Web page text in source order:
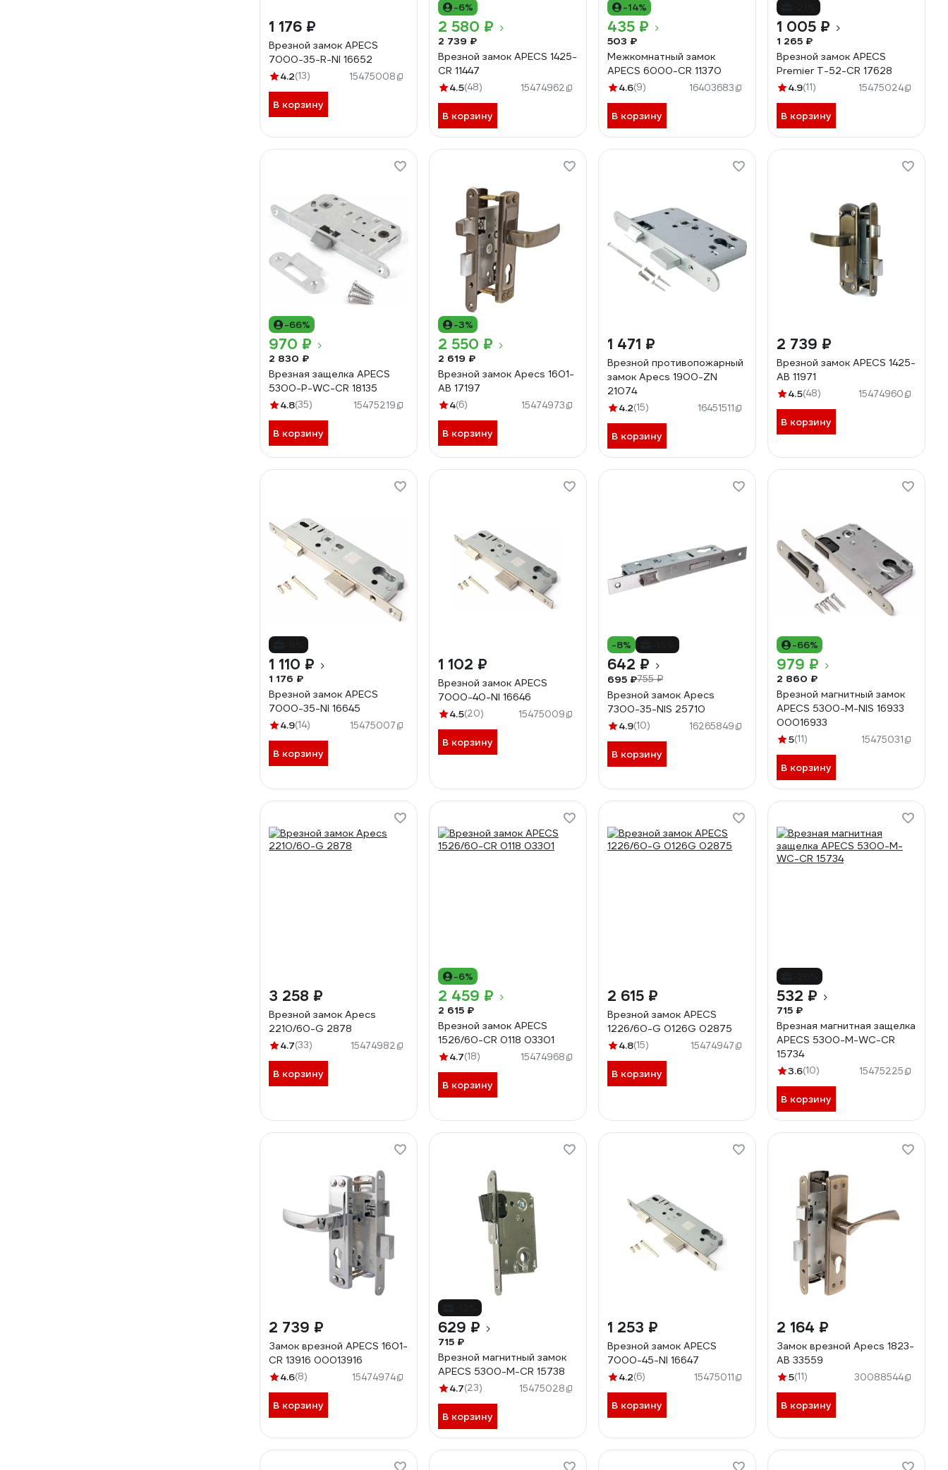
1 176 ₽
Врезной замок APECS
7000-35-R-NI 16652
4.2(13) 15475008
В корзину
-6%
2 580 ₽
2 739 ₽
Врезной замок APECS 1425-
CR 11447
4.5(48) 15474962
В корзину
-14%
435 ₽
503 ₽
Межкомнатный замок
APECS 6000-CR 11370
4.6(9) 16403683
В корзину
1 005 ₽
1 265 ₽
Врезной замок APECS
Premier T-52-CR 17628
4.9(11) 15475024
В корзину
-66%
970 ₽
2 830 ₽
Врезная защелка APECS
5300-P-WC-CR 18135
4.8(35) 15475219
В корзину
-3%
2 550 ₽
2 619 ₽
Врезной замок Apecs 1601-
AB 17197
4(6) 15474973
В корзину
1 471 ₽
Врезной противопожарный
замок Apecs 1900-ZN
21074
4.2(15) 16451511
В корзину
2 739 ₽
Врезной замок APECS 1425-
AB 11971
4.5(48) 15474960
В корзину
1 110 ₽
1 176 ₽
Врезной замок APECS
7000-35-NI 16645
4.9(14) 15475007
В корзину
1 102 ₽
Врезной замок APECS
7000-40-NI 16646
4.5(20) 15475009
В корзину
-8%
642 ₽
695 ₽755 ₽
Врезной замок Apecs
7300-35-NIS 25710
4.9(10) 16265849
В корзину
-66%
979 ₽
2 860 ₽
Врезной магнитный замок
APECS 5300-M-NIS 16933
00016933
5(11) 15475031
В корзину
3 258 ₽
Врезной замок Apecs
2210/60-G 2878
4.7(33) 15474982
В корзину
-6%
2 459 ₽
2 615 ₽
Врезной замок APECS
1526/60-CR 0118 03301
4.7(18) 15474968
В корзину
2 615 ₽
Врезной замок APECS
1226/60-G 0126G 02875
4.8(15) 15474947
В корзину
532 ₽
715 ₽
Врезная магнитная защелка
APECS 5300-M-WC-CR
15734
3.6(10) 15475225
В корзину
2 739 ₽
Замок врезной APECS 1601-
CR 13916 00013916
4.6(8) 15474974
В корзину
629 ₽
715 ₽
Врезной магнитный замок
APECS 5300-M-CR 15738
4.7(23) 15475028
В корзину
1 253 ₽
Врезной замок APECS
7000-45-NI 16647
4.2(6) 15475011
В корзину
2 164 ₽
Замок врезной Apecs 1823-
AB 33559
5(11) 30088544
В корзину